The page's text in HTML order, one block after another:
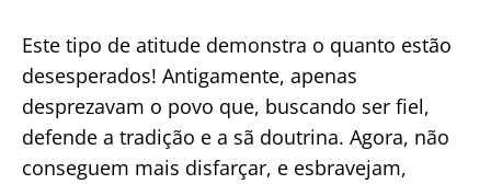
Este tipo de atitude demonstra o quanto estão
desesperados! Antigamente, apenas
desprezavam o povo que, buscando ser fiel,
defende a tradição e a sã doutrina. Agora, não
conseguem mais disfarçar, e esbravejam,